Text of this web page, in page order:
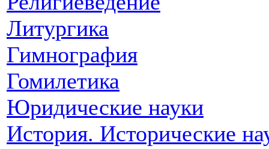
Литургика
Гимнография
Гомилетика
Юридические науки
История. Исторические